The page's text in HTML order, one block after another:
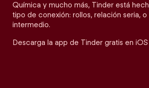
Química y mucho más, Tinder está
tipo de conexión: rollos, relación seria,
intermedio.
Descarga la app de Tinder gratis en